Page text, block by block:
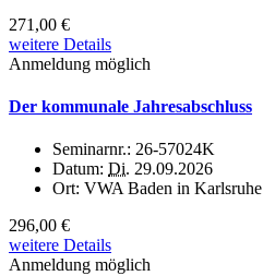
271,00 €
weitere Details
Anmeldung möglich
Der kommunale Jahresabschluss
Seminarnr.: 26-57024K
Datum: Di. 29.09.2026
Ort: VWA Baden in Karlsruhe
296,00 €
weitere Details
Anmeldung möglich